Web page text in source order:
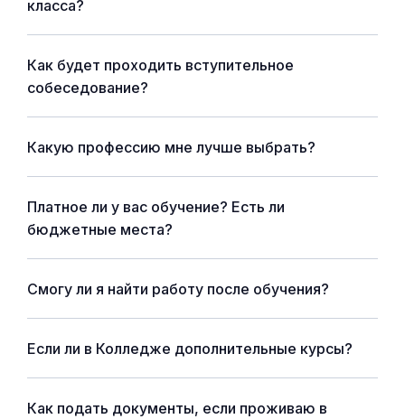
класса?
Как будет проходить вступительное
собеседование?
Какую профессию мне лучше выбрать?
Платное ли у вас обучение? Есть ли
бюджетные места?
Смогу ли я найти работу после обучения?
Если ли в Колледже дополнительные курсы?
Как подать документы, если проживаю в